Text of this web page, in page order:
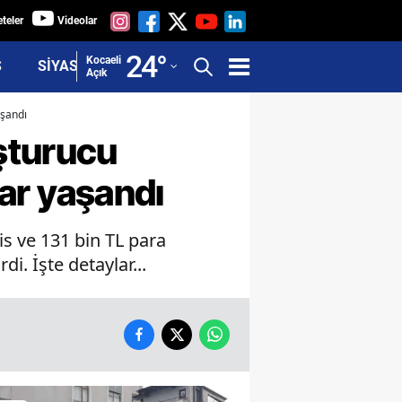
Videolar
SİYASETKocaeli
Açık
24°
Adana
Adıyaman
Ağrı
Amasya
Ankara
Antalya
Aydın
Balıkesir
yaşandı
ve 131 bin TL para
İşte detaylar...